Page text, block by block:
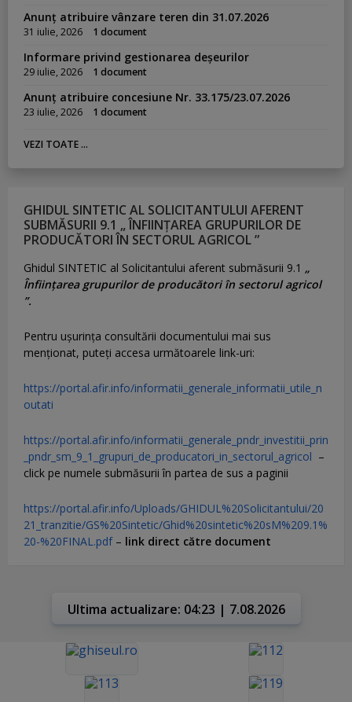
Anunț atribuire vânzare teren din 31.07.2026
31 iulie, 2026 1 document
Informare privind gestionarea deșeurilor
29 iulie, 2026 1 document
Anunț atribuire concesiune Nr. 33.175/23.07.2026
23 iulie, 2026 1 document
VEZI TOATE ...
GHIDUL SINTETIC AL SOLICITANTULUI AFERENT
SUBMĂSURII 9.1 „ ÎNFIINȚAREA GRUPURILOR DE
PRODUCĂTORI ÎN SECTORUL AGRICOL ”
Ghidul SINTETIC al Solicitantului aferent submăsurii 9.1 „
Înființarea grupurilor de producători în sectorul agricol
”.
Pentru uşurinţa consultării documentului mai sus
menţionat, puteţi accesa următoarele link-uri:
https://portal.afir.info/informatii_generale_informatii_utile_n
outati
https://portal.afir.info/informatii_generale_pndr_investitii_prin
_pndr_sm_9_1_grupuri_de_producatori_in_sectorul_agricol –
click pe numele submăsurii în partea de sus a paginii
https://portal.afir.info/Uploads/GHIDUL%20Solicitantului/20
21_tranzitie/GS%20Sintetic/Ghid%20sintetic%20sM%209.1%
20-%20FINAL.pdf– link direct către document
Ultima actualizare: 04:23 | 7.08.2026